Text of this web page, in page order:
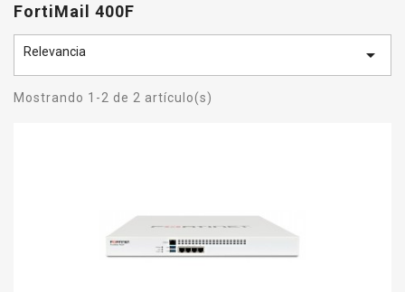
FortiMail 400F
Relevancia 
Mostrando 1-2 de 2 artículo(s)